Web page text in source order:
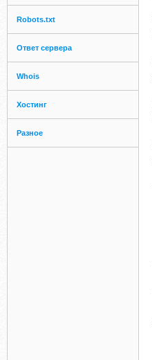
Robots.txt
Ответ сервера
Whois
Хостинг
Разное